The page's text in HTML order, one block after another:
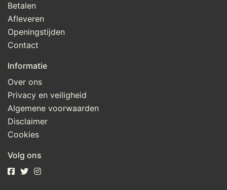
Betalen
Afleveren
Openingstijden
Contact
Informatie
Over ons
Privacy en veiligheid
Algemene voorwaarden
Disclaimer
Cookies
Volg ons